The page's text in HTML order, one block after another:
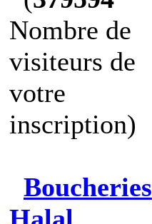
Nombre de
visiteurs de
votre
inscription)
Boucheries